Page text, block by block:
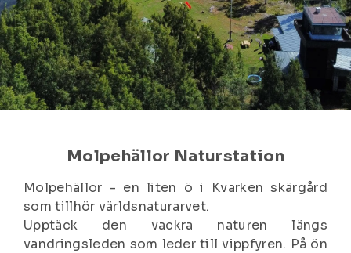
Molpehällor Naturstation
Molpehällor - en liten ö i Kvarken skärgård
som tillhör världsnaturarvet.
Upptäck den vackra naturen längs
vandringsleden som leder till vippfyren. På ön